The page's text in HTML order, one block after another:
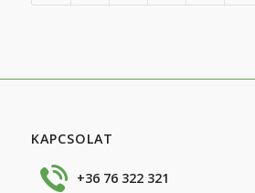
KAPCSOLAT
+36 76 322 321